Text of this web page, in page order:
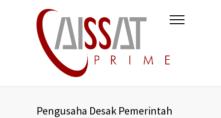
Pengusaha Desak Pemerintah